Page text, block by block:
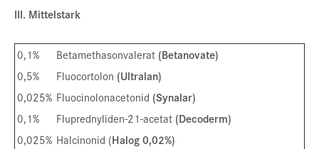
III. Mittelstark
0,1% Betamethasonvalerat (Betanovate)
0,5%
Fluocortolon (Ultralan)
0,025% Fluocinolonacetonid (Synalar)
0,1%
Fluprednyliden-21-acetat (Decoderm)
0,025% Halcinonid (Halog 0,02%)